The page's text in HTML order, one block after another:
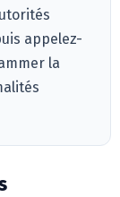
appelez-
la